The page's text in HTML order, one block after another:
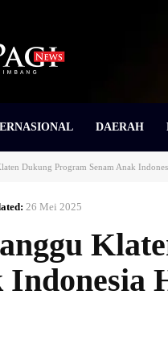
DAERAH
Dukung Program Senam Anak
26 Mei 2025
Indonesia